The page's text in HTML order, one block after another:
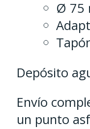
Ø 75
Depósito
Envío
un punto